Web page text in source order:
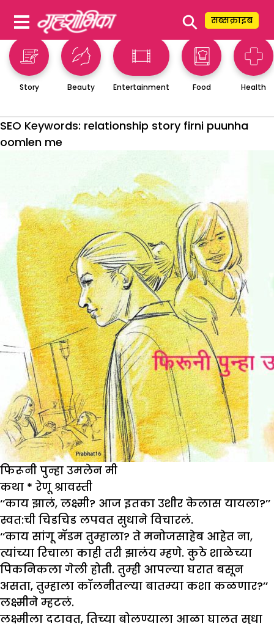
⚲ सब्सक्राइब
Story Beauty Entertainment Food Health
SEO Keywords: relationship story firni puunha
oomlen me
फिरूनी पुन्हा उमलेन मी
कथा * रेणू श्रावस्ती
‘‘काय झालं, लक्ष्मी? आज इतका उशीर केलास यायला?’’
स्वत:ची चिडचिड लपवत सुधाने विचारलं.
‘‘काय सांगू मॅडम तुम्हाला? ते मनोजसाहेब आहेत ना,
त्यांच्या रिचाला काही तरी झालंय म्हणे. कुठे शाळेच्या
पिकनिकला गेली होती. तुम्ही आपल्या घरात बसून
असता, तुम्हाला कॉलनीतल्या बातम्या कशा कळणार?’’
लक्ष्मीने म्हटलं.
लक्ष्मीला दटावत, तिच्या बोलण्याला आळा घालत सुधा